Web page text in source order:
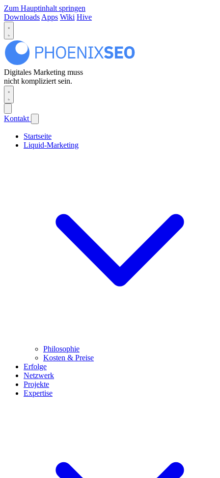
Zum Hauptinhalt springen
Downloads Apps Wiki Hive
Digitales Marketing muss
nicht kompliziert sein.
Kontakt
Startseite
Liquid-Marketing
Philosophie
Kosten & Preise
Erfolge
Netzwerk
Projekte
Expertise